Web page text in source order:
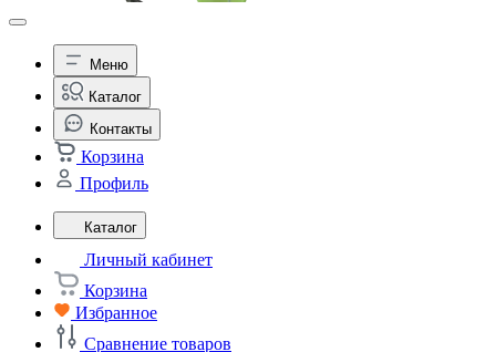
Меню
Каталог
Контакты
Корзина
Профиль
Каталог
Личный кабинет
Корзина
Избранное
Сравнение товаров